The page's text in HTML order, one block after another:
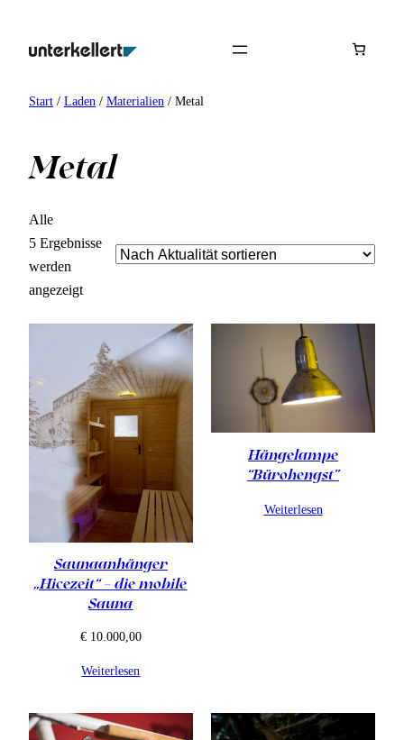
Start / Laden / Materialien / Metal
Metal
Alle
5 Ergebnisse
werden
angezeigtNach
Saunaanhänger
„Hicezeit“ – die mobile
Sauna
€10.000,00
Weiterlesen
Hängelampe
“Bürohengst”
Weiterlesen